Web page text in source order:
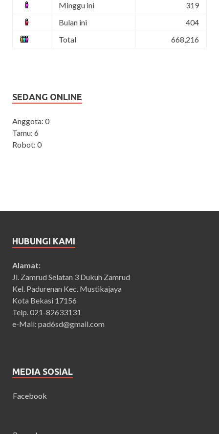
Minggu ini
319
Bulan ini
404
Total
668,216
SEDANG ONLINE
Anggota: 0
Tamu: 6
Robot: 0
HUBUNGI KAMI
Alamat:
Jl. Zamrud Selatan 3 Dukuh Zamrud
Kel. Padurenan Kec. Mustikajaya
Kota Bekasi 17156
Telp. 021-82633131
e-Mail: pad6sd@gmail.com
MEDIA SOSIAL
Facebook